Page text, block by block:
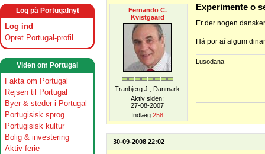
Log på Portugalnyt
Log ind
Opret Portugal-profil
Viden om Portugal
Fakta om Portugal
Rejsen til Portugal
Byer & steder i Portugal
Portugisisk sprog
Portugisisk kultur
Bolig & investering
Aktiv ferie
Fernando C.
Kvistgaard
Tranbjerg J., Danmark
Aktiv siden:
27-08-2007
Indlæg 258
Experimente o
Er der nogen
Há por aí algum
Lusodana
30-09-2008 22:02